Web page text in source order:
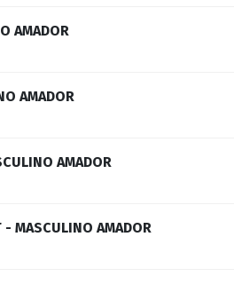
AMADOR
AMADOR
AMADOR
AMADOR